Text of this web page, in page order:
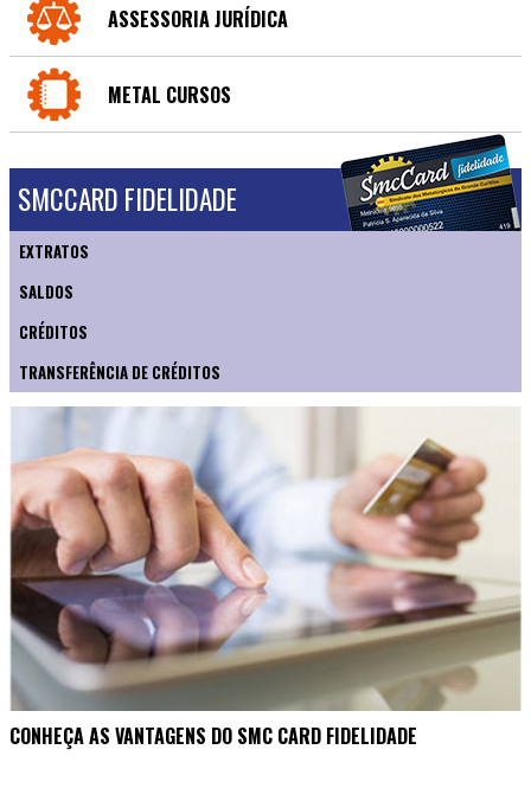
ASSESSORIA JURÍDICA
METAL CURSOS
SMCCARD FIDELIDADE
EXTRATOS
SALDOS
CRÉDITOS
TRANSFERÊNCIA DE CRÉDITOS
CONHEÇA AS VANTAGENS DO SMC CARD FIDELIDADE